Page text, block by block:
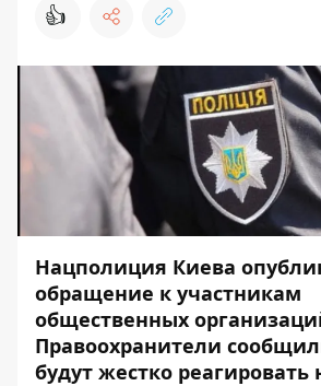
👍
Нацполиция Киева
обращение к участникам
общественных
Правоохранители
будут жестко реагировать